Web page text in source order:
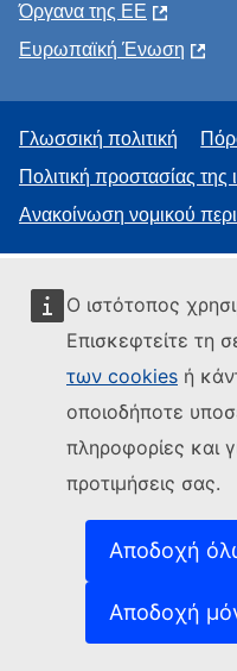
Ο ιστότοπος
Επισκεφτείτε τη
των cookies ή
οποιοδήποτε
πληροφορίες και
προτιμήσεις σας.
Αποδοχή
Αποδοχή
Όργανα της ΕΕ
Ευρωπαϊκή Ένωση
Γλωσσική πολιτική
Πολιτική προστασίας της
Ανακοίνωση νομικού